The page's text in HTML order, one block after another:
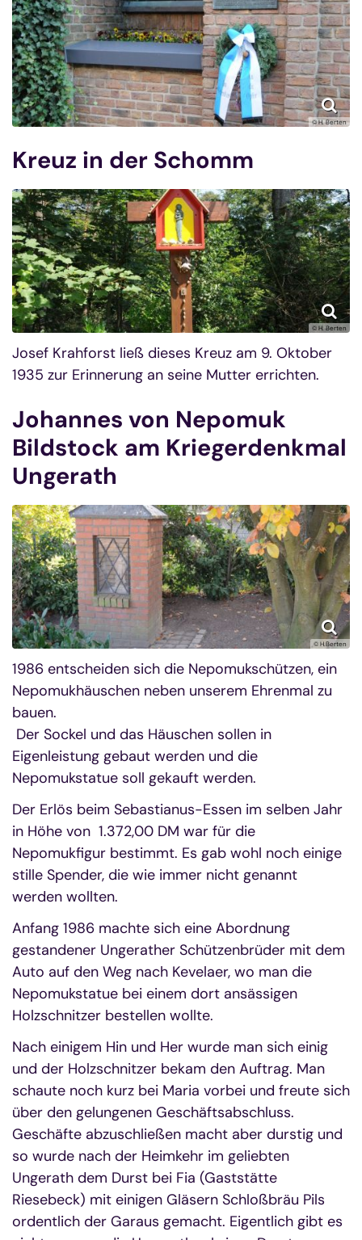
© H. Berten
Kreuz in der Schomm
© H. Berten
Josef Krahforst ließ dieses Kreuz am 9. Oktober
1935 zur Erinnerung an seine Mutter errichten.
Johannes von Nepomuk
Bildstock am Kriegerdenkmal
Ungerath
© H.Berten
1986 entscheiden sich die Nepomukschützen, ein
Nepomukhäuschen neben unserem Ehrenmal zu
bauen.
Der Sockel und das Häuschen sollen in
Eigenleistung gebaut werden und die
Nepomukstatue soll gekauft werden.
Der Erlös beim Sebastianus-Essen im selben Jahr
in Höhe von 1.372,00 DM war für die
Nepomukfigur bestimmt. Es gab wohl noch einige
stille Spender, die wie immer nicht genannt
werden wollten.
Anfang 1986 machte sich eine Abordnung
gestandener Ungerather Schützenbrüder mit dem
Auto auf den Weg nach Kevelaer, wo man die
Nepomukstatue bei einem dort ansässigen
Holzschnitzer bestellen wollte.
Nach einigem Hin und Her wurde man sich einig
und der Holzschnitzer bekam den Auftrag. Man
schaute noch kurz bei Maria vorbei und freute sich
über den gelungenen Geschäftsabschluss.
Geschäfte abzuschließen macht aber durstig und
so wurde nach der Heimkehr im geliebten
Ungerath dem Durst bei Fia (Gaststätte
Riesebeck) mit einigen Gläsern Schloßbräu Pils
ordentlich der Garaus gemacht. Eigentlich gibt es